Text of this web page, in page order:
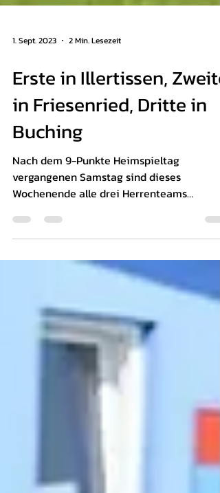
1. Sept. 2023 2 Min. Lesezeit
Erste in Illertissen, Zweite
in Friesenried, Dritte in
Buching
Nach dem 9-Punkte Heimspieltag
vergangenen Samstag sind dieses
auswärts unterwegs. Dabei muss die Erste...